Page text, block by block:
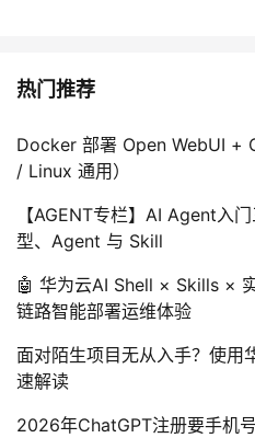
热门推荐
Docker 部署 Open WebUI +
/ Linux 通用）
【AGENT专栏】AI Agent入
型、Agent 与 Skill
🤖 华为云AI Shell × Skills ×
链路智能部署运维体验
面对陌生项目无从入手？使用
速解读
2026年ChatGPT注册要手机